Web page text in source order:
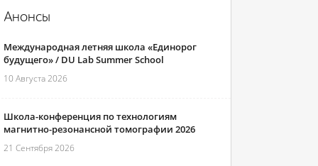
Анонсы
Международная летняя школа «Единорог
будущего» / DU Lab Summer School
10 Августа 2026
Школа-конференция по технологиям
магнитно-резонансной томографии 2026
21 Сентября 2026